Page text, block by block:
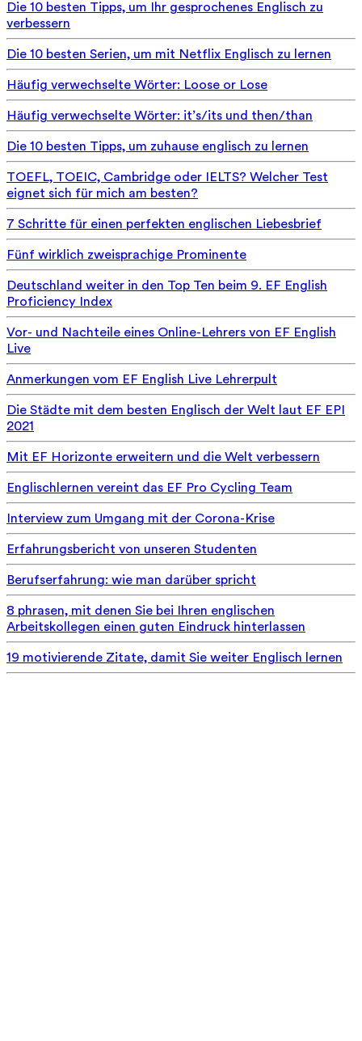
Die 10 besten Tipps, um Ihr gesprochenes Englisch zu
verbessern
Die 10 besten Serien, um mit Netflix Englisch zu lernen
Häufig verwechselte Wörter: Loose or Lose
Häufig verwechselte Wörter: it’s/its und then/than
Die 10 besten Tipps, um zuhause englisch zu lernen
TOEFL, TOEIC, Cambridge oder IELTS? Welcher Test
eignet sich für mich am besten?
7 Schritte für einen perfekten englischen Liebesbrief
Fünf wirklich zweisprachige Prominente
Deutschland weiter in den Top Ten beim 9. EF English
Proficiency Index
Vor- und Nachteile eines Online-Lehrers von EF English
Live
Anmerkungen vom EF English Live Lehrerpult
Die Städte mit dem besten Englisch der Welt laut EF EPI
2021
Mit EF Horizonte erweitern und die Welt verbessern
Englischlernen vereint das EF Pro Cycling Team
Interview zum Umgang mit der Corona-Krise
Erfahrungsbericht von unseren Studenten
Berufserfahrung: wie man darüber spricht
8 phrasen, mit denen Sie bei Ihren englischen
Arbeitskollegen einen guten Eindruck hinterlassen
19 motivierende Zitate, damit Sie weiter Englisch lernen